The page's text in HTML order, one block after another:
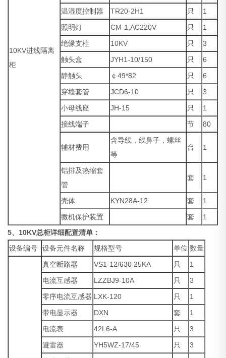
10KV进线隔离
柜
温湿度控制器
TR20-2H1 只
1
照明灯
CM-1,AC220V 只
1
绝缘支柱
10KV 只
3
触头盒
JYH1-10/150 只
6
静触头
￠49*82 只
6
穿墙套管
JCD6-10 只
3
小母线座
JH-15 只
1
接线端子
节 80
辅材费用
含导线，线鼻子，螺丝
等
台 1
铝排及热缩套
管
套 1
壳体 KYN28A-12 套
1
微机保护装置
套
1
5、 10KV总柜详细配置清单：
设备编号
设备元件名称 规格型号 单位 数量
真空断路器
VS1-12/630 25KA 只
1
电流互感器
LZZBJ9-10A 只
3
零序电流互感器 LXK-120 只
1
带电显示器
DXN 套
1
电流表
42L6-A 只
3
避雷器
YH5WZ-17/45 只
3